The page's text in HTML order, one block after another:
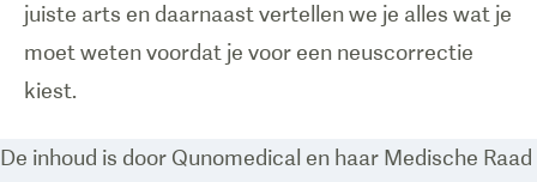
juiste arts en daarnaast vertellen we je alles wat je
moet weten voordat je voor een neuscorrectie
kiest.
De inhoud is door Qunomedical en haar Medische Raad